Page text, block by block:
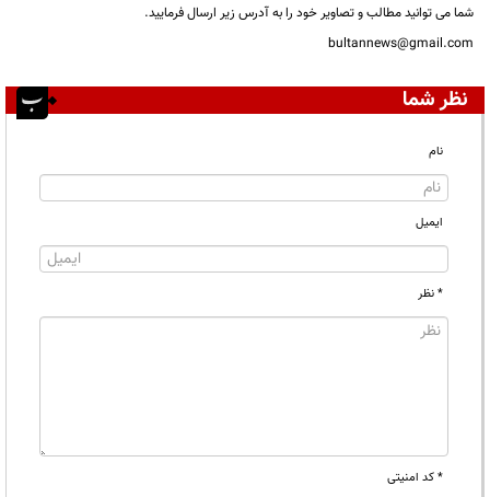
شما می توانید مطالب و تصاویر خود را به آدرس زیر ارسال فرمایید.
bultannews@gmail.com
نظر شما
نام
ایمیل
* نظر
* کد امنیتی